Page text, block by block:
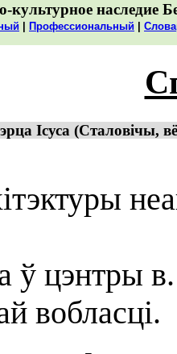
наследие
Профессиональный
Ісуса (Сталовічы,
ў цэнтры
вобласці.